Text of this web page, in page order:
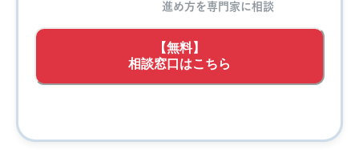
進め方を専門家に相談
【無料】
相談窓口はこちら